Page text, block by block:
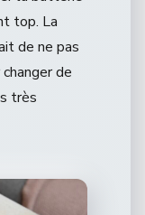
top. La
de ne pas
de
très